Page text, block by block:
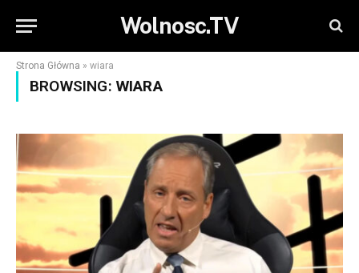
Wolnosc.TV
Strona Główna » wiara
BROWSING: WIARA